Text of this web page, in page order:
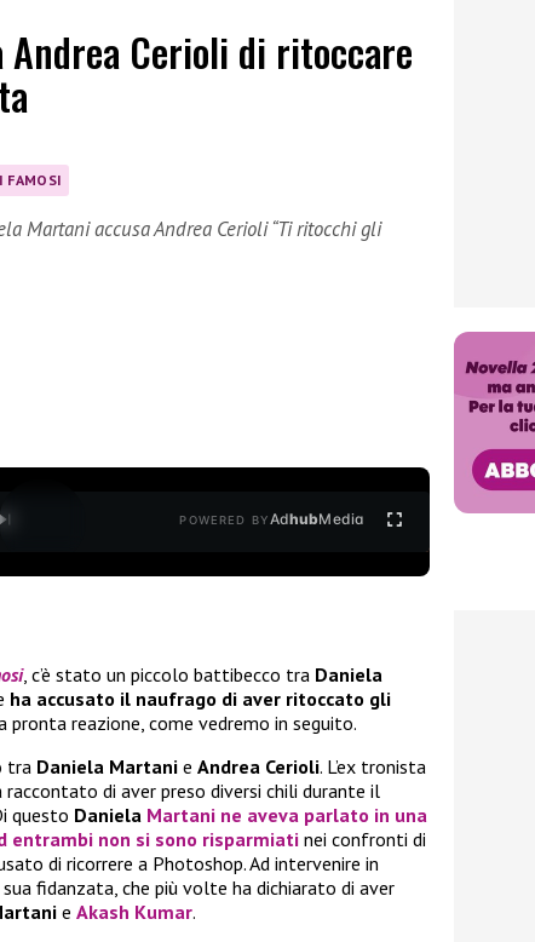
Andrea Cerioli di ritoccare
FAMOSI
Martani accusa Andrea Cerioli “Ti ritocchi gli
POWERED BYAdhubMedia
, c’è stato un piccolo battibecco tra Daniela
ha accusato il naufrago di aver ritoccato gli
pronta reazione, come vedremo in seguito.
tra Daniela Martani e Andrea Cerioli. L’ex tronista
di aver preso diversi chili durante il
questo Daniela Martani ne aveva parlato in una
entrambi non si sono risparmiati nei confronti di
di ricorrere a Photoshop. Ad intervenire in
sua fidanzata, che più volte ha dichiarato di aver
e Akash Kumar.